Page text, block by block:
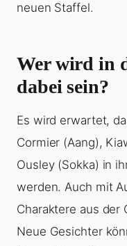
neuen Staffel.
Wer wird in
dabei sein?
Es wird erwartet,
Cormier (Aang),
Ousley (Sokka) in
werden. Auch mit
Charaktere aus der
Neue Gesichter